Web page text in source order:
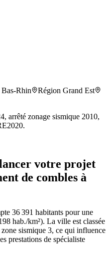
Bas-Rhin Région Grand Est
arrêté zonage sismique 2010,
votre projet
de combles à
36 391 habitants pour une
hab./km²). La ville est classée
sismique 3, ce qui influence
prestations de spécialiste